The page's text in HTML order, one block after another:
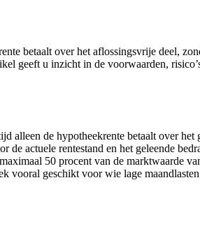
betaalt over het aflossingsvrije deel,
geeft u inzicht in de voorwaarden,
de hypotheekrente betaalt over het
actuele rentestand en het geleende
50 procent van de marktwaarde
geschikt voor wie lage